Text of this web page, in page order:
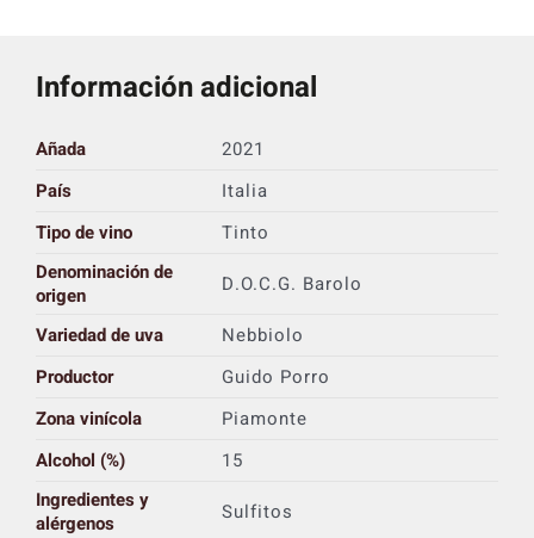
Información adicional
Añada
2021
País
Italia
Tipo de vino
Tinto
Denominación de
origen
D.O.C.G. Barolo
Variedad de uva
Nebbiolo
Productor
Guido Porro
Zona vinícola
Piamonte
Alcohol (%)
15
Ingredientes y
alérgenos
Sulfitos